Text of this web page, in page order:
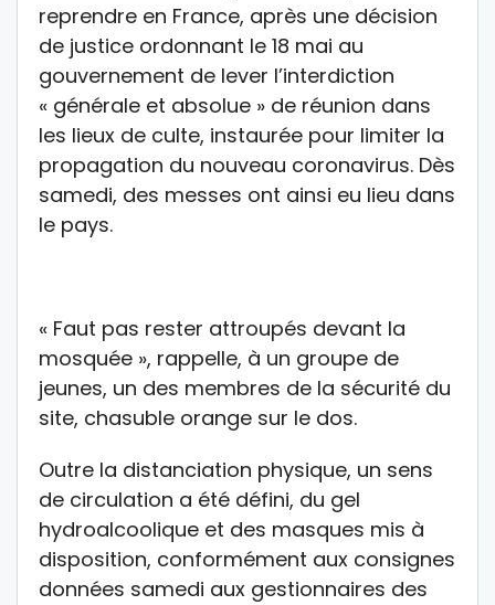
reprendre en France, après une décision
de justice ordonnant le 18 mai au
gouvernement de lever l’interdiction
« générale et absolue » de réunion dans
les lieux de culte, instaurée pour limiter la
propagation du nouveau coronavirus. Dès
samedi, des messes ont ainsi eu lieu dans
le pays.
« Faut pas rester attroupés devant la
mosquée », rappelle, à un groupe de
jeunes, un des membres de la sécurité du
site, chasuble orange sur le dos.
Outre la distanciation physique, un sens
de circulation a été défini, du gel
hydroalcoolique et des masques mis à
disposition, conformément aux consignes
données samedi aux gestionnaires des